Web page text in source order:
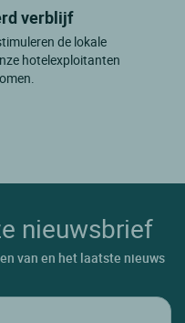
verblijf
de lokale
hotelexploitanten
nieuwsbrief
van en het laatste nieuws